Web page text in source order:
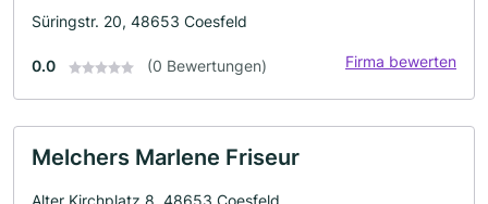
Süringstr. 20, 48653 Coesfeld
0.0 (0 Bewertungen) Firma bewerten
Melchers Marlene Friseur
Alter Kirchplatz 8, 48653 Coesfeld